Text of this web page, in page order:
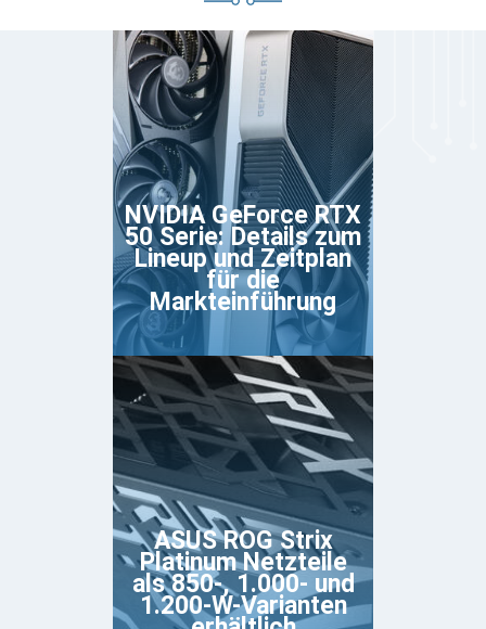
NVIDIA GeForce RTX
50 Serie: Details zum
Lineup und Zeitplan
für die
Markteinführung
ASUS ROG Strix
Platinum Netzteile
als 850-, 1.000- und
1.200-W-Varianten